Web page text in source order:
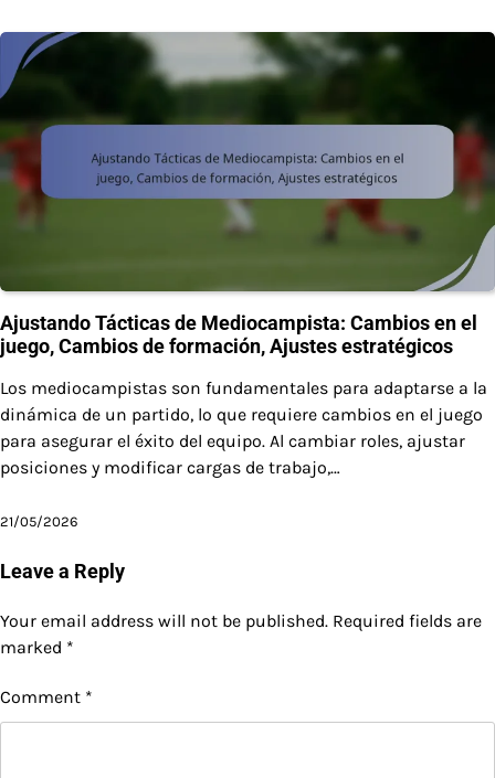
Ajustando Tácticas de Mediocampista: Cambios en el
juego, Cambios de formación, Ajustes estratégicos
Los mediocampistas son fundamentales para adaptarse a la
dinámica de un partido, lo que requiere cambios en el juego
para asegurar el éxito del equipo. Al cambiar roles, ajustar
posiciones y modificar cargas de trabajo,…
21/05/2026
Leave a Reply
Your email address will not be published. Required fields are
marked *
Comment *